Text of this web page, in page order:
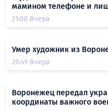
мамином телефоне и
21:00 Вчера
Умер художник из
20:49 Вчера
Воронежец передал
координаты важного